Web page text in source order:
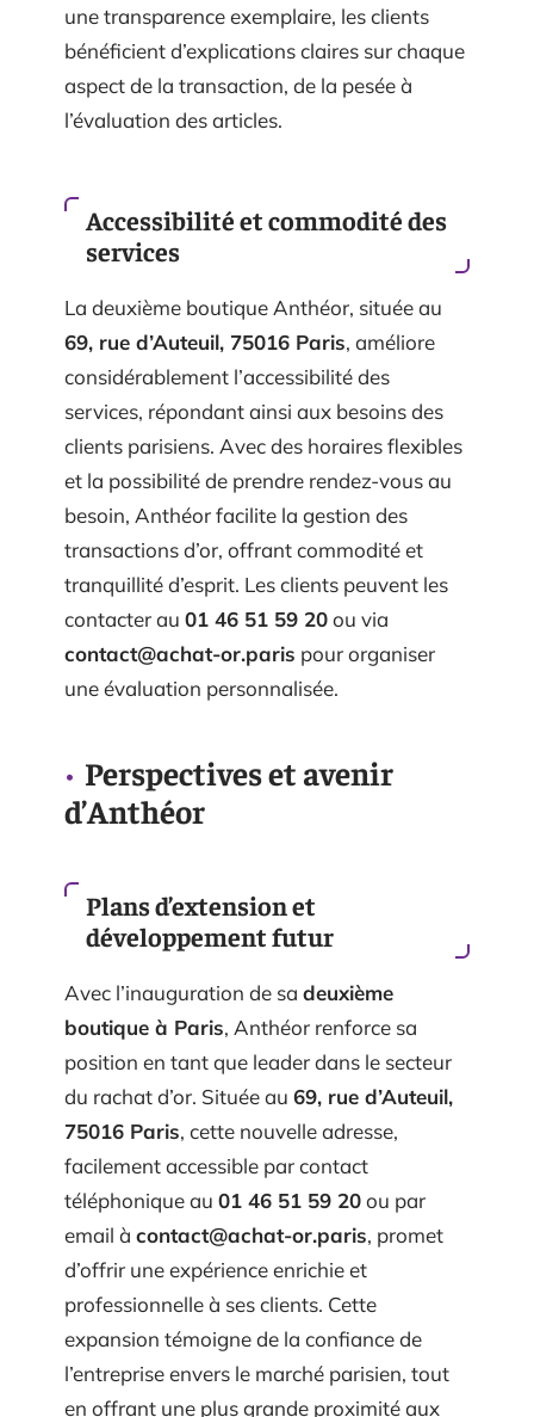
une transparence exemplaire, les clients
bénéficient d’explications claires sur chaque
aspect de la transaction, de la pesée à
l’évaluation des articles.
Accessibilité et commodité des
services
La deuxième boutique Anthéor, située au
69, rue d’Auteuil, 75016 Paris, améliore
considérablement l’accessibilité des
services, répondant ainsi aux besoins des
clients parisiens. Avec des horaires flexibles
et la possibilité de prendre rendez-vous au
besoin, Anthéor facilite la gestion des
transactions d’or, offrant commodité et
tranquillité d’esprit. Les clients peuvent les
contacter au 01 46 51 59 20ou via
contact@achat-or.paris pour organiser
une évaluation personnalisée.
Perspectives et avenir
d’Anthéor
Plans d’extension et
développement futur
Avec l’inauguration de sa deuxième
boutique à Paris, Anthéor renforce sa
position en tant que leader dans le secteur
du rachat d’or. Située au 69, rue d’Auteuil,
75016 Paris, cette nouvelle adresse,
facilement accessible par contact
téléphonique au 01 46 51 59 20ou par
email à contact@achat-or.paris, promet
d’offrir une expérience enrichie et
professionnelle à ses clients. Cette
expansion témoigne de la confiance de
l’entreprise envers le marché parisien, tout
en offrant une plus grande proximité aux